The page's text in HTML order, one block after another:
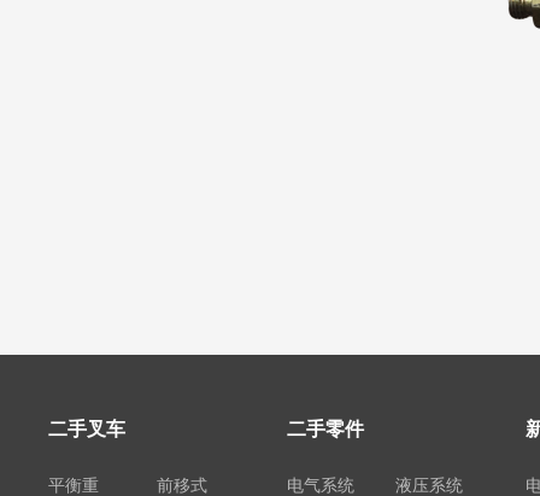
二手叉车
平衡重
前移式
二手零件
电气系统
液压系统